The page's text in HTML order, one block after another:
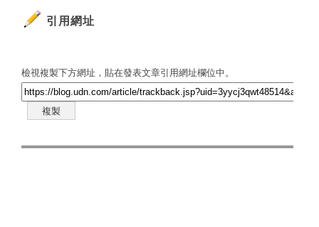
引用網址
檢視複製下方網址，貼在發表文章引用網址欄位中。
複製